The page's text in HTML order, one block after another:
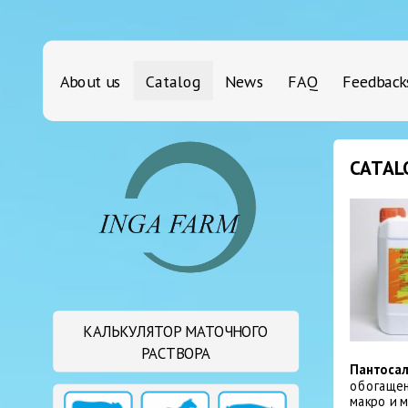
About us Catalog News FAQ
КАЛЬКУЛЯТОР МАТОЧНОГО
РАСТВОРА
макро и